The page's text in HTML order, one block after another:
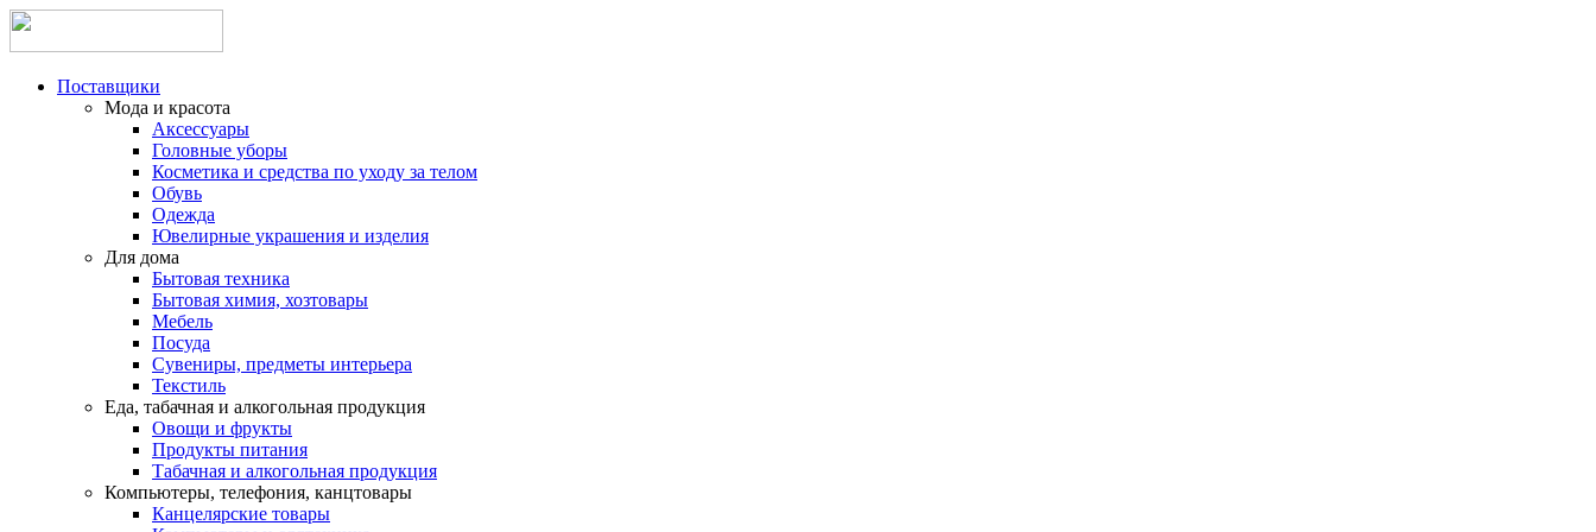
Поставщики
Мода и красота
Аксессуары
Головные уборы
Косметика и средства по уходу за телом
Обувь
Одежда
Ювелирные украшения и изделия
Для дома
Бытовая техника
Бытовая химия, хозтовары
Мебель
Посуда
Сувениры, предметы интерьера
Текстиль
Еда, табачная и алкогольная продукция
Овощи и фрукты
Продукты питания
Табачная и алкогольная продукция
Компьютеры, телефония, канцтовары
Канцелярские товары